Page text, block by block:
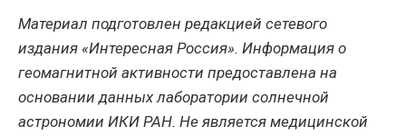
Материал подготовлен редакцией сетевого
издания «Интересная Россия». Информация о
геомагнитной активности предоставлена на
основании данных лаборатории солнечной
астрономии ИКИ РАН. Не является медицинской